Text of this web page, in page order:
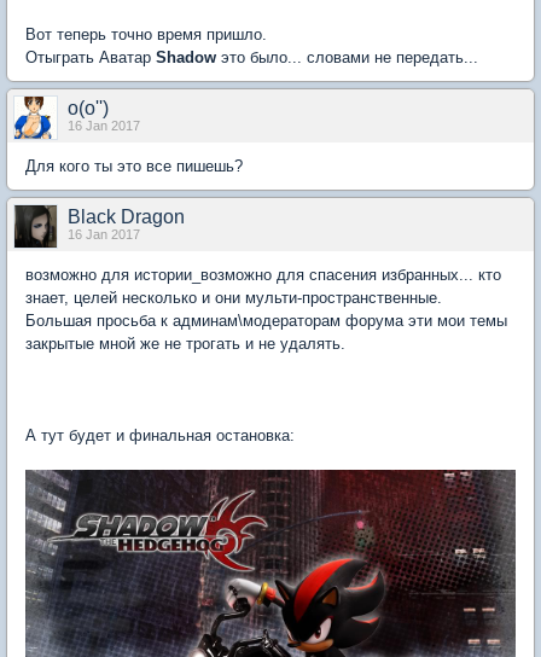
Вот теперь точно время пришло.
Отыграть Аватар Shadow это было... словами не передать...
o(o'')
16 Jan 2017
Для кого ты это все пишешь?
Black Dragon
16 Jan 2017
возможно для истории_возможно для спасения избранных... кто
знает, целей несколько и они мульти-пространственные.
Большая просьба к админам\модераторам форума эти мои темы
закрытые мной же не трогать и не удалять.
А тут будет и финальная остановка: